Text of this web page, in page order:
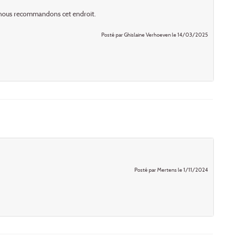
recommandons cet endroit.
Posté par Ghislaine Verhoeven le 14/03/2025
Posté par Mertens le 1/11/2024